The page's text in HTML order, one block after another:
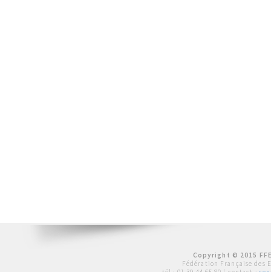
Copyright © 2015
Fédération Française des